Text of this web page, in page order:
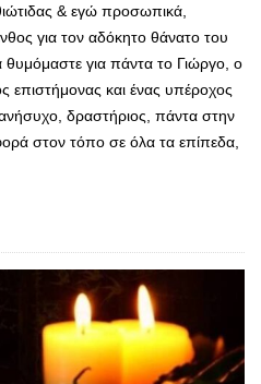
& εγώ προσωπικά,
για τον αδόκητο θάνατο του
για πάντα το Γιώργο, ο
επιστήμονας και ένας υπέροχος
δραστήριος, πάντα στην
στον τόπο σε όλα τα επίπεδα,